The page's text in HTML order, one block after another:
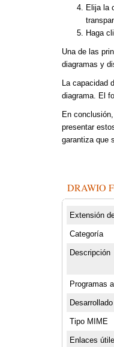
Elija la
Haga
Una de las
diagramas y
La
diagrama. El
En
presentar
garantiza que
DRAWIO
Extensión
Categoría
Descripción
Programas
Tipo MIME
Enlaces